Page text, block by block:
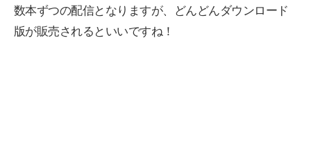
数本ずつの配信となりますが、どんどんダウンロード
版が販売されるといいですね！